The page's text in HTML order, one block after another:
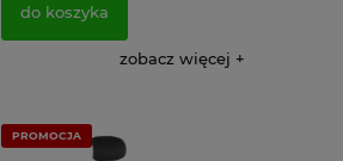
do koszyka
zobacz więcej
PROMOCJA